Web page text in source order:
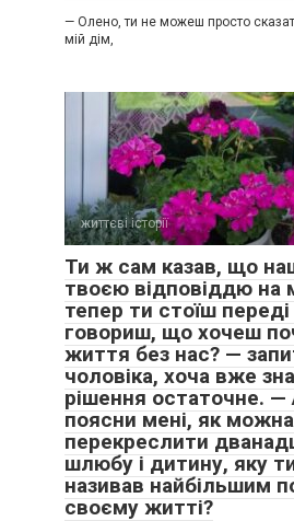
— Олено, ти не можеш просто
мій дім,
життєві історії
Ти ж сам казав, що
твоєю відповіддю на
тепер ти стоїш
говориш, що хочеш
життя без нас? —
чоловіка, хоча вже
рішення остаточне. —
поясни мені, як
перекреслити
шлюбу і дитину, яку
називав найбільшим
своєму житті?